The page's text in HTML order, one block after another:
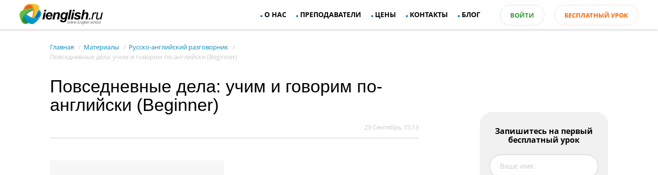
ВОЙТИ БЕСПЛАТНЫЙ УРОК
О НАС ПРЕПОДАВАТЕЛИ ЦЕНЫ КОНТАКТЫ БЛОГ
Главная Материалы
Русско-английский разговорник
Повседневные дела: учим и говорим по-английски (Beginner)
Повседневные дела: учим и говорим по-
английски (Beginner)
23 Сентябрь 15:13 Оглавление
Учим новые английские слова
Расставь правильно слова в
предложения
Запишитесь на первый
бесплатный урок